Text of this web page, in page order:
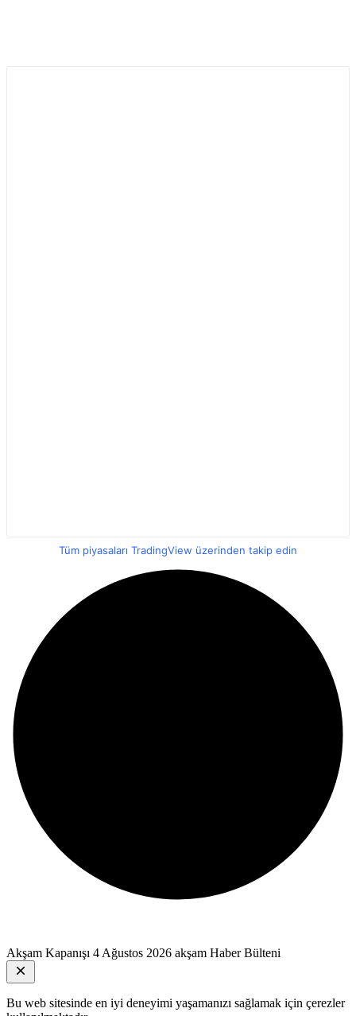
Tüm piyasaları TradingView üzerinden takip edin
Akşam Kapanışı 4 Ağustos 2026 akşam Haber Bülteni
Bu web sitesinde en iyi deneyimi yaşamanızı sağlamak için çerezler